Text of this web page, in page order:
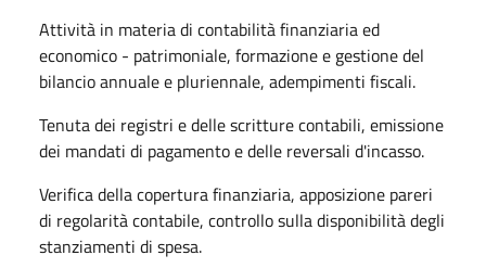
Attività in materia di contabilità finanziaria ed
economico - patrimoniale, formazione e gestione del
bilancio annuale e pluriennale, adempimenti fiscali.
Tenuta dei registri e delle scritture contabili, emissione
dei mandati di pagamento e delle reversali d'incasso.
Verifica della copertura finanziaria, apposizione pareri
di regolarità contabile, controllo sulla disponibilità degli
stanziamenti di spesa.